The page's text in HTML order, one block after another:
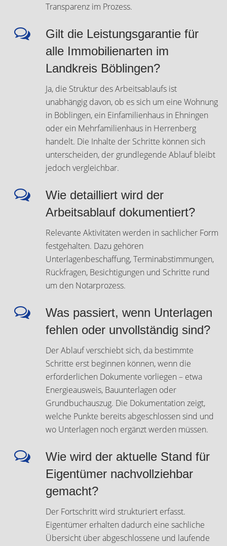
Transparenz im Prozess.
Gilt die Leistungsgarantie für
alle Immobilienarten im
Landkreis Böblingen?
Ja, die Struktur des Arbeitsablaufs ist
unabhängig davon, ob es sich um eine Wohnung
in Böblingen, ein Einfamilienhaus in Ehningen
oder ein Mehrfamilienhaus in Herrenberg
handelt. Die Inhalte der Schritte können sich
unterscheiden, der grundlegende Ablauf bleibt
jedoch vergleichbar.
Wie detailliert wird der
Arbeitsablauf dokumentiert?
Relevante Aktivitäten werden in sachlicher Form
festgehalten. Dazu gehören
Unterlagenbeschaffung, Terminabstimmungen,
Rückfragen, Besichtigungen und Schritte rund
um den Notarprozess.
Was passiert, wenn Unterlagen
fehlen oder unvollständig sind?
Der Ablauf verschiebt sich, da bestimmte
Schritte erst beginnen können, wenn die
erforderlichen Dokumente vorliegen – etwa
Energieausweis, Bauunterlagen oder
Grundbuchauszug. Die Dokumentation zeigt,
welche Punkte bereits abgeschlossen sind und
wo Unterlagen noch ergänzt werden müssen.
Wie wird der aktuelle Stand für
Eigentümer nachvollziehbar
gemacht?
Der Fortschritt wird strukturiert erfasst.
Eigentümer erhalten dadurch eine sachliche
Übersicht über abgeschlossene und laufende